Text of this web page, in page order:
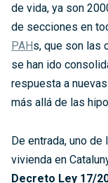
de vida, ya son
de secciones en
PAHs, que son las
se han ido
respuesta a
más allá de las
De entrada, uno
vivienda en
Decreto Ley 17/